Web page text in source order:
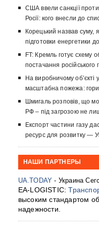
США ввели санкції
Росії: кого внесли до
Корецький назвав суму,
підготовки енергетики
FT: Кремль готує схему
постачання російського
На виробничому об’єкті
масштабна пожежа:
Шмигаль розповів, що
РФ – під загрозою не
Експорт частини газу
ресурс для розвитку —
НАШИ ПАРТНЕРЫ
UA.TODAY - Украина
EA-LOGISTIC:
высоким стандартом
надежности.